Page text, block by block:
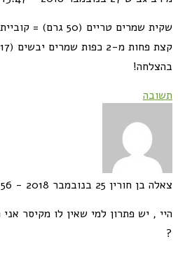
2 כפות שמרים יבשים (17 גרם)
בן חורין 25 בנובמבר 2018 - 14:56
, יש פתרון למי שאין לו מקיסר אני